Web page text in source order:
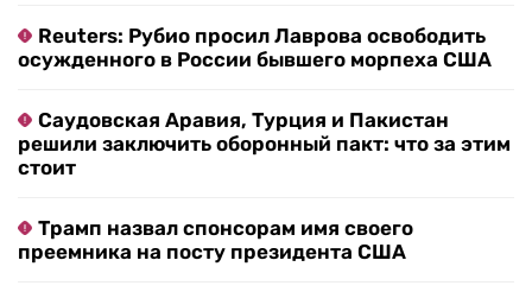
Reuters: Рубио просил Лаврова освободить
осужденного в России бывшего морпеха США
Саудовская Аравия, Турция и Пакистан
решили заключить оборонный пакт: что за этим
стоит
Трамп назвал спонсорам имя своего
преемника на посту президента США